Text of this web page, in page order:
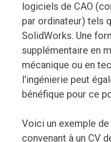
logiciels de CAO
par ordinateur) tels
SolidWorks. Une
supplémentaire en
mécanique ou en
l'ingénierie peut
bénéfique pour ce
Voici un exemple
convenant à un CV